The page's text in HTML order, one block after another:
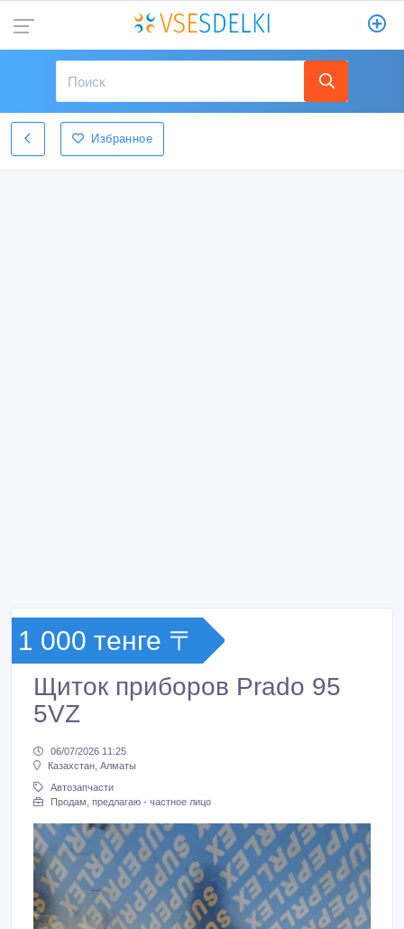
Избранное
1 000 тенге 〒
Щиток приборов Prado 95
5VZ
06/07/2026 11:25
Казахстан, Алматы
Автозапчасти
Продам, предлагаю - частное лицо